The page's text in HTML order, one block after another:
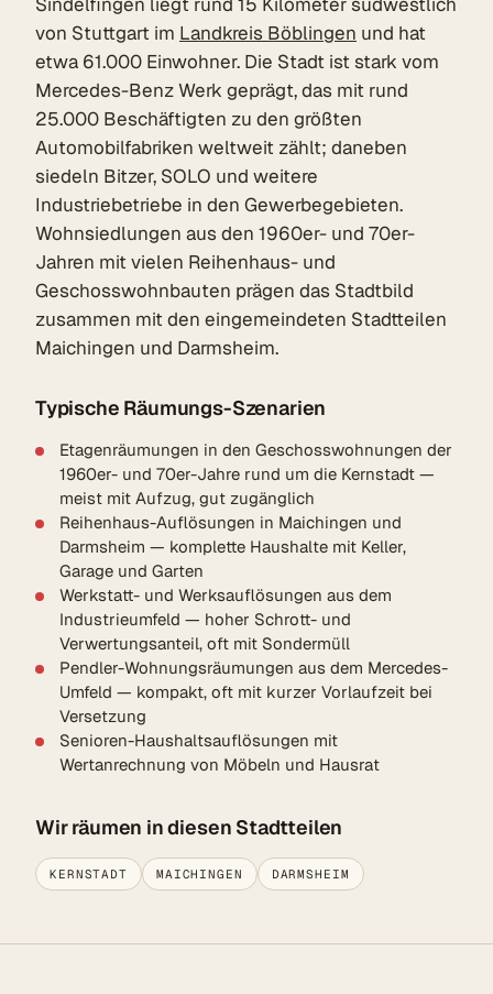
von Stuttgart im Landkreis Böblingen und hat
etwa 61.000 Einwohner. Die Stadt ist stark vom
Mercedes-Benz Werk geprägt, das mit rund
25.000 Beschäftigten zu den größten
Automobilfabriken weltweit zählt; daneben
siedeln Bitzer, SOLO und weitere
Industriebetriebe in den Gewerbegebieten.
Wohnsiedlungen aus den 1960er- und 70er-
Jahren mit vielen Reihenhaus- und
Geschosswohnbauten prägen das Stadtbild
zusammen mit den eingemeindeten Stadtteilen
Maichingen und Darmsheim.
Typische Räumungs-Szenarien
Etagenräumungen in den Geschosswohnungen der
1960er- und 70er-Jahre rund um die Kernstadt —
meist mit Aufzug, gut zugänglich
Reihenhaus-Auflösungen in Maichingen und
Darmsheim — komplette Haushalte mit Keller,
Garage und Garten
Werkstatt- und Werksauflösungen aus dem
Industrieumfeld — hoher Schrott- und
Verwertungsanteil, oft mit Sondermüll
Pendler-Wohnungsräumungen aus dem Mercedes-
Umfeld — kompakt, oft mit kurzer Vorlaufzeit bei
Versetzung
Senioren-Haushaltsauflösungen mit
Wertanrechnung von Möbeln und Hausrat
Wir räumen in diesen Stadtteilen
KERNSTADT MAICHINGEN DARMSHEIM